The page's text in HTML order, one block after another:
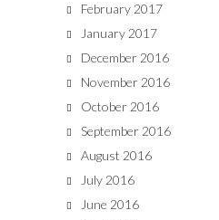
February 2017
January 2017
December 2016
November 2016
October 2016
September 2016
August 2016
July 2016
June 2016